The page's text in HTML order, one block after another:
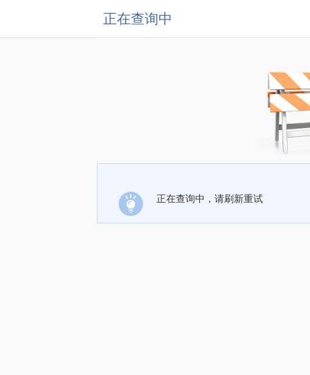
正在查询中
正在查询中，请刷新重试